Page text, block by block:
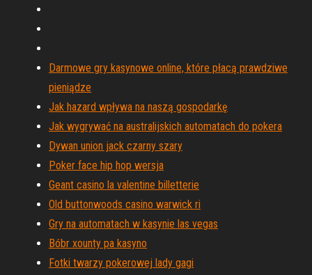
Darmowe gry kasynowe online, które płacą prawdziwe
pieniądze
Jak hazard wpływa na naszą gospodarkę
Jak wygrywać na australijskich automatach do pokera
Dywan union jack czarny szary
Poker face hip hop wersja
Geant casino la valentine billetterie
Old buttonwoods casino warwick ri
Gry na automatach w kasynie las vegas
Bóbr xounty pa kasyno
Fotki twarzy pokerowej lady gagi